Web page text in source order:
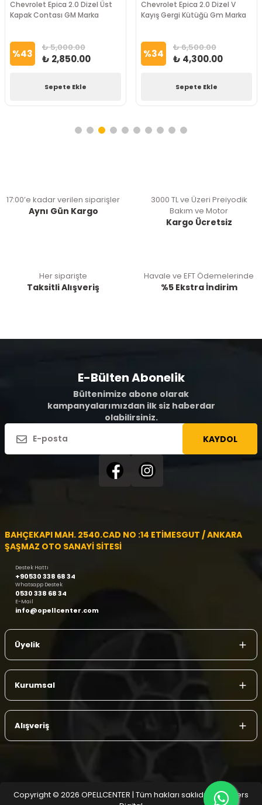
Chevrolet Epica 2.0 Dizel Üst
Kapak Contası GM Marka
%43 ₺ 5,000.00
₺ 2,850.00
Sepete Ekle
Chevrolet Epica 2.0 Dizel V
Kayış Gergi Kütüğü Gm Marka
%34 ₺ 6,500.00
₺ 4,300.00
Sepete Ekle
17:00’e kadar verilen siparişler
Aynı Gün Kargo
3000 TL ve Üzeri Preiyodik
Bakım ve Motor
Kargo Ücretsiz
Her siparişte
Taksitli Alışveriş
Havale ve EFT Ödemelerinde
%5 Ekstra İndirim
E-Bülten Abonelik
Bültenimize abone olarak
kampanyalarımızdan ilk siz haberdar
olabilirsiniz.
KAYDOL
BAHÇEKAPI MAH. 2540.CAD NO :14 ETİMESGUT / ANKARA
ŞAŞMAZ OTO SANAYİ SİTESİ
Destek Hattı
+90530 338 68 34
Whatsapp Destek
0530 338 68 34
E-Mail
info@opellcenter.com
Üyelik
Kurumsal
Alışveriş
Copyright © 2026 OPELLCENTER | Tüm hakları saklıdır.
| Reliefers